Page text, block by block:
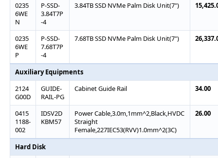
0235
6WE
N
P-SSD-
3.84T7P
-4
3.84TB SSD NVMe Palm Disk Unit(7")
0235
6WE
P
P-SSD-
7.68T7P
-4
7.68TB SSD NVMe Palm Disk Unit(7")
Auxiliary Equipments
2124
G00D
GUIDE-
RAIL-PG
Cabinet Guide Rail 34.00
0415
1188-
002
IDSV2D
KBM57
Power Cable,3.0m,1mm^2,Black,HVDC
Straight
Female,227IEC53(RVV)1.0mm^2(3C)
26.00
Hard Disk